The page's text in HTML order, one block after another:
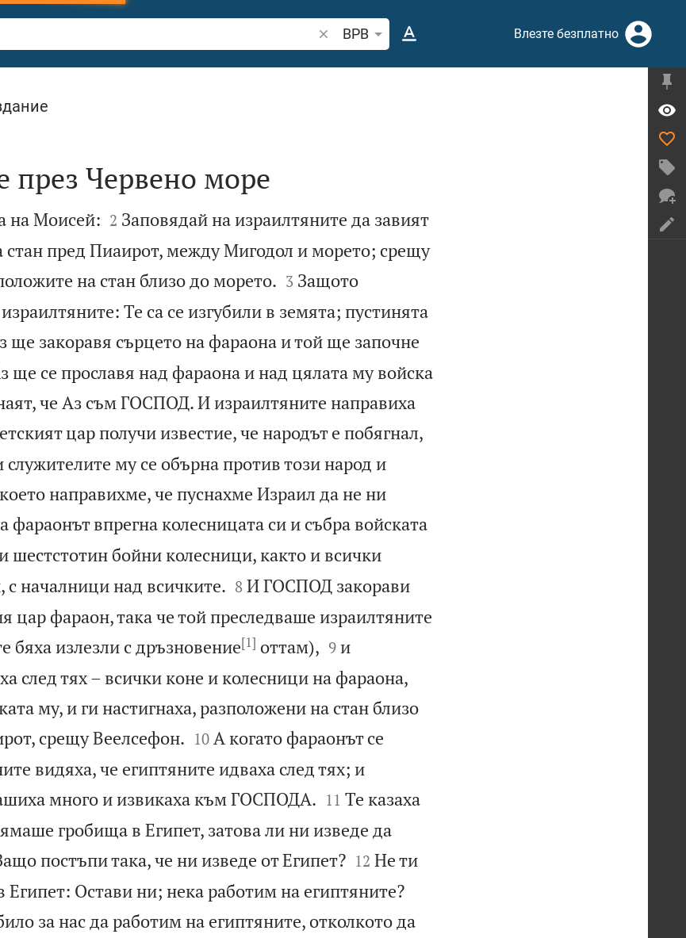
Търсете стих или дума в Библията
BPB Влезте безплатно
през Червено море
на Моисей:
2 Заповядай на израилтяните да завият
стан пред Пиаирот, между Мигодол и морето; срещу
на стан близо до морето.
3 Защото
Те са се изгубили в земята; пустинята
ще закоравя сърцето на фараона и той ще започне
ще се прославя над фараона и над цялата му войска
че Аз съм ГОСПОД. И израилтяните направиха
цар получи известие, че народът е побягнал,
му се обърна против този народ и
направихме, че пуснахме Израил да не ни
фараонът впрегна колесницата си и събра войската
шестстотин бойни колесници, както и всички
с началници над всичките.
8 И ГОСПОД закорави
цар фараон, така че той преследваше израилтяните
бяха излезли с дръзновение[1] оттам),
9 и
след тях – всички коне и колесници на фараона,
му, и ги настигнаха, разположени на стан близо
срещу Веелсефон.
10 А когато фараонът се
видяха, че египтяните идваха след тях; и
много и извикаха към ГОСПОДА.
11 Те казаха
гробища в Египет, затова ли ни изведе да
постъпи така, че ни изведе от Египет?
12 Не ти
Остави ни; нека работим на египтяните?
за нас да работим на египтяните, отколкото да